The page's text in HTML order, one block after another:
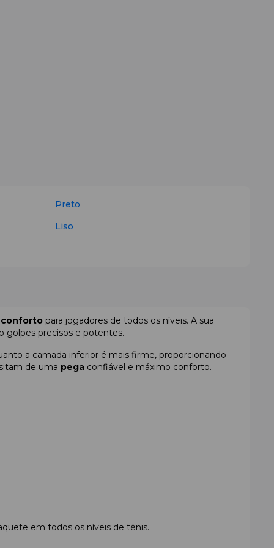
Preto
Liso
conforto para jogadores de todos os níveis. A sua
golpes precisos e potentes.
a camada inferior é mais firme, proporcionando
de uma pega confiável e máximo conforto.
em todos os níveis de ténis.